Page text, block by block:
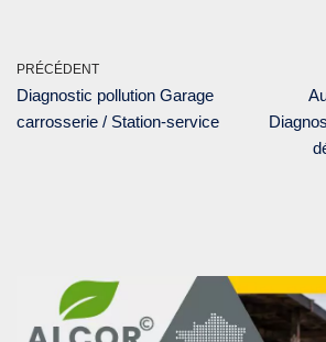
PRÉCÉDENT
Diagnostic pollution Garage
carrosserie / Station-service